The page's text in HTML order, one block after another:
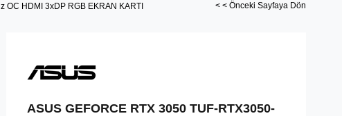
OC HDMI 3xDP RGB EKRAN KARTI < < Önceki Sayfaya Dön
ASUS GEFORCE RTX 3050 TUF-RTX3050-